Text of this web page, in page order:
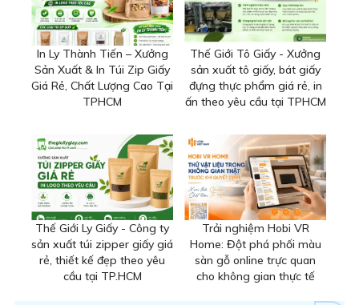
In Ly Thành Tiến – Xưởng
Sản Xuất & In Túi Zip Giấy
Giá Rẻ, Chất Lượng Cao Tại
TPHCM
Thế Giới Tô Giấy - Xưởng
sản xuất tô giấy, bát giấy
đựng thực phẩm giá rẻ, in
ấn theo yêu cầu tại TPHCM
Thế Giới Ly Giấy - Công ty
sản xuất túi zipper giấy giá
rẻ, thiết kế đẹp theo yêu
cầu tại TP.HCM
Trải nghiệm Hobi VR
Home: Đột phá phối màu
sàn gỗ online trực quan
cho không gian thực tế